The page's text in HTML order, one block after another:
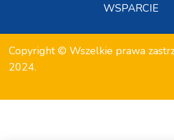
WSPARCIE
Copyright © Wszelkie prawa
2024.